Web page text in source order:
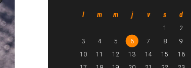
l m m j v s d
1
2
3
4 5 6 7 8
9
10
11 12 13 14 15
16